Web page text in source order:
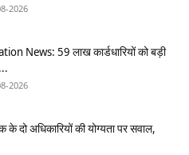
2026
News: 59 लाख कार्डधारियों को बड़ी
2026
दो अधिकारियों की योग्यता पर सवाल,